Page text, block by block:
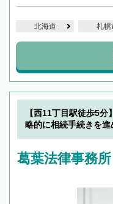
北海道 札幌
【西11丁目駅徒歩5
略的に相続手続きを進
葛葉法律事務所